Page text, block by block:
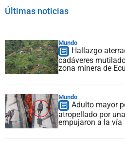
Últimas noticias
Mundo
Hallazgo
cadáveres
zona minera de
Mundo
Adulto mayor
atropellado por
empujaron a la vía